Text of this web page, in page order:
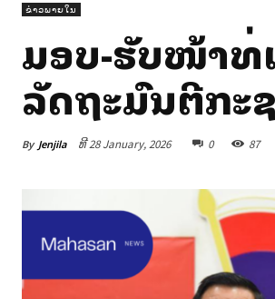
ຂ່າວພາຍໃນ
ມອບ-ຮັບໜ້າທີ່
ລັດຖະມົນຕີກະ
By Jenjila ທີ 28 January, 2026 0 87